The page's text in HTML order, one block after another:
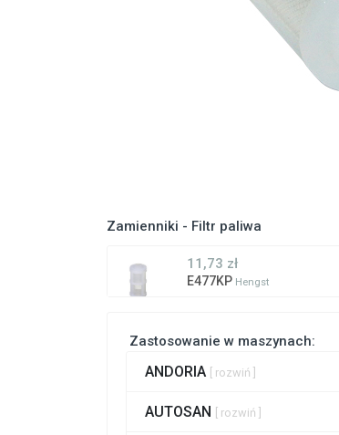
Zamienniki - Filtr paliwa
11,73 zł
E477KP Hengst
Zastosowanie w maszynach:
ANDORIA [ rozwiń ]
AUTOSAN [ rozwiń ]